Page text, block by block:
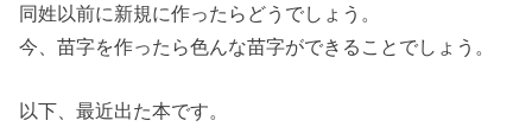
同姓以前に新規に作ったらどうでしょう。
今、苗字を作ったら色んな苗字ができることでしょう。
以下、最近出た本です。